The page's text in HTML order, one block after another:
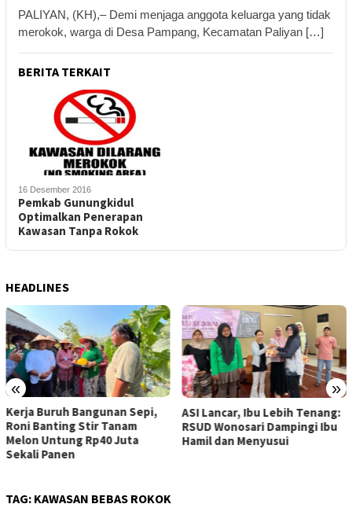
PALIYAN, (KH),– Demi menjaga anggota keluarga yang tidak
merokok, warga di Desa Pampang, Kecamatan Paliyan […]
BERITA TERKAIT
16 Desember 2016
Pemkab Gunungkidul
Optimalkan Penerapan
Kawasan Tanpa Rokok
HEADLINES
« »
Kerja Buruh Bangunan Sepi,
Roni Banting Stir Tanam
Melon Untung Rp40 Juta
Sekali Panen
ASI Lancar, Ibu Lebih Tenang:
RSUD Wonosari Dampingi Ibu
Hamil dan Menyusui
TAG: KAWASAN BEBAS ROKOK